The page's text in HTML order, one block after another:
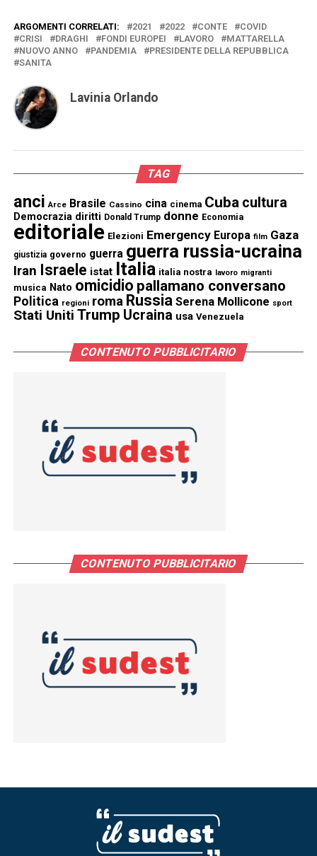
ARGOMENTI CORRELATI: 2021 2022 CONTE
COVID
CRISI
DRAGHI FONDI EUROPEI LAVORO
MATTARELLA
NUOVO ANNO
PANDEMIA
PRESIDENTE DELLA REPUBBLICA
SANITA
Lavinia Orlando
TAG
anci Arce Brasile Cassino cina cinema Cuba cultura
Democrazia diritti Donald Trump donne Economia
editoriale Elezioni Emergency Europa film Gaza
giustizia governo guerra guerra russia-ucraina
Iran Israele istat Italia italia nostra lavoro migranti
musica Nato omicidio pallamano conversano
Politica regioni roma Russia Serena Mollicone sport
Stati Uniti Trump Ucraina usa Venezuela
CONTENUTO PUBBLICITARIO
CONTENUTO PUBBLICITARIO